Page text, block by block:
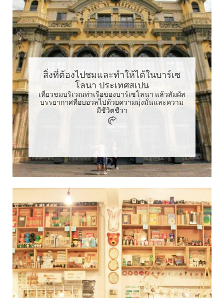
สิ่งที่ต้องไปชมและทำให้ได้ในบาร์เซ
โลนา ประเทศสเปน
เที่ยวชมบริเวณท่าเรือของบาร์เซโลนา แล้วสัมผัส
บรรยากาศที่อบอวลไปด้วยความมุ่งมั่นและความ
มีชีวิตชีวา